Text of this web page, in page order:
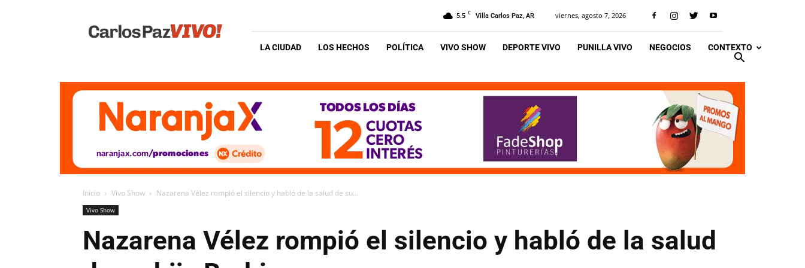
Vivo
5.5 C Villa Carlos Paz, AR viernes, agosto 7, 2026
LA CIUDAD LOS HECHOS POLÍTICA VIVO SHOW DEPORTE VIVO PUNILLA VIVO NEGOCIOS CONTEXTO
Inicio Vivo Show Nazarena Vélez rompió el silencio y habló de la salud de su...
Vivo Show
Nazarena Vélez rompió el silencio y habló de la salud